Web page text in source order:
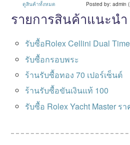
ดูสินค้าทั้งหมด Posted by: admin
รายการสินค้าแนะนำ
รับซื้อRolex Cellini Dual
รับซื้อกรอบพระ
ร้านรับซื้อทอง 70 เปอร์เซ็นต์
ร้านรับซื้อขันเงินแท้ 100
รับซื้อ Rolex Yacht Master รา